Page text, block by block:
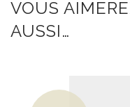
VOUS
AUSSI…
Le prix initial